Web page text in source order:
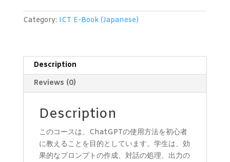
的
向
quantity
Category: ICT E-Book (Japanese)
Description
Reviews (0)
Description
このコースは、ChatGPTの使用方法を初心者
に教えることを目的としています。学生は、効
果的なプロンプトの作成、対話の処理、出力の